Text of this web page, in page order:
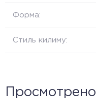
Форма:
Стиль килиму:
Просмотрено